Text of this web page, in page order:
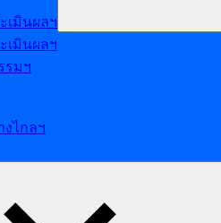
เมินผลฯ
เมินผลฯ
รมฯ
ไกลฯ